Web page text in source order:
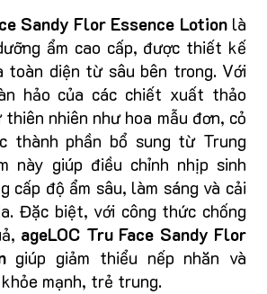
Sandy Flor Essence Lotionlà
ẩm cao cấp, được thiết kế
toàn diện từ sâu bên trong. Với
hảo của các chiết xuất thảo
nhiên như hoa mẫu đơn, cỏ
thành phần bổ sung từ Trung
này giúp điều chỉnh nhịp sinh
cấp độ ẩm sâu, làm sáng và cải
Đặc biệt, với công thức chống
ageLOC Tru Face Sandy Flor
giúp giảm thiểu nếp nhăn và
mạnh, trẻ trung.